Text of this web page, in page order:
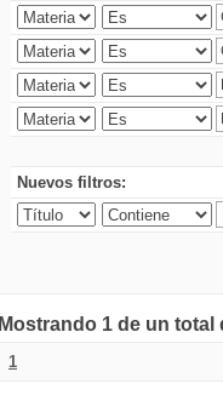
Nuevos filtros:
Mostrando 1 de un total
1